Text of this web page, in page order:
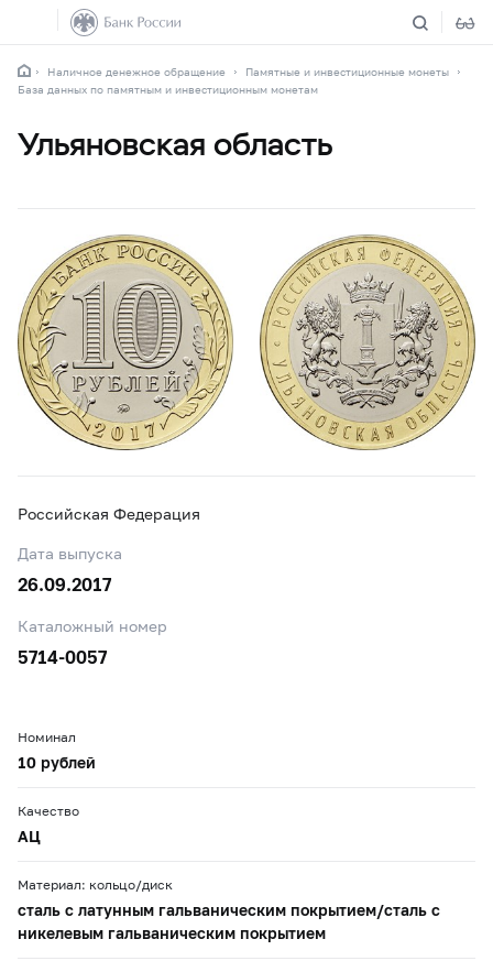
Наличное денежное обращение
Памятные и инвестиционные монеты
База данных по памятным и инвестиционным монетам
Ульяновская область
Российская Федерация
Дата выпуска
26.09.2017
Каталожный номер
5714-0057
Номинал
10 рублей
Качество
АЦ
Материал: кольцо/диск
сталь с латунным гальваническим покрытием/сталь с
никелевым гальваническим покрытием